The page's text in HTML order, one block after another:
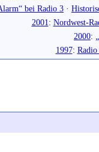
bei Radio 3 ·
2001: Nordwest-
2000:
1997: